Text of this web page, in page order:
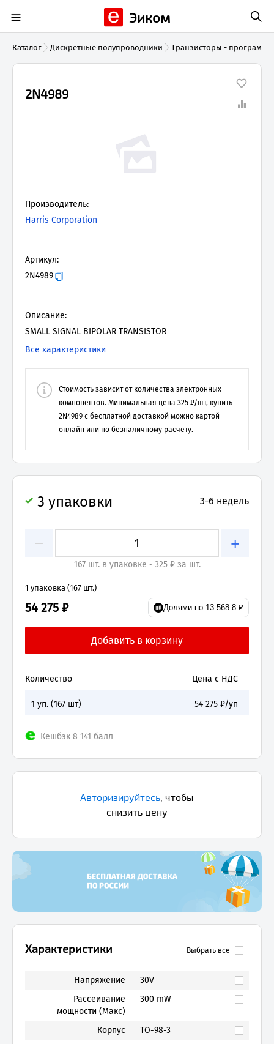
Эиком
Каталог Дискретные полупроводники Транзисторы -
2N4989
Производитель:
Harris Corporation
Артикул:
2N4989
Описание:
SMALL SIGNAL BIPOLAR TRANSISTOR
Все характеристики
Стоимость зависит от количества электронных
компонентов. Минимальная цена 325 ₽/шт, купить
2N4989 с бесплатной доставкой можно картой
онлайн или по безналичному расчету.
3 упаковки 3-6 недель
− +
167 шт. в упаковке • 325 ₽ за шт.
1 упаковка (167 шт.)
54 275 ₽ Долями по 13 568.8 ₽
Количество Цена с НДС
1 уп. (167 шт) 54 275 ₽/уп
Кешбэк 8 141 балл
Авторизируйтесь, чтобы
снизить цену
Выбрать все
Характеристики
Напряжение
30V
Рассеивание
мощности (Макс)
300 mW
Корпус TO-98-3